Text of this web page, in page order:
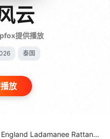
云
提供播放
泰国
放
England Ladamanee Rattanapornvareesakul